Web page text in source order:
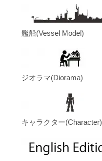
艦船(Vessel Model)
ジオラマ(Diorama)
キャラクター(Character)